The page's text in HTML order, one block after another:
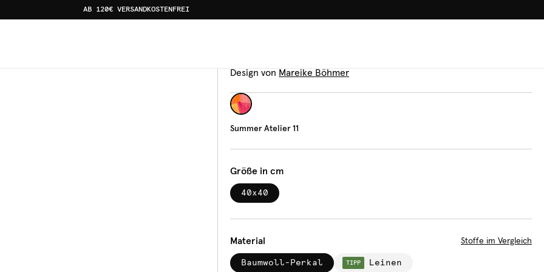
AB 120€ VERSANDKOSTENFREI
Servietten
Design von Mareike Böhmer
Summer Atelier 11
Größe in cm
40x40
Material Stoffe im Vergleich
Baumwoll-Perkal TIPP Leinen